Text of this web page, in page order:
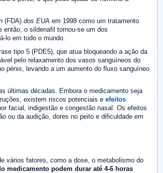
(FDA) dos EUA em 1998 como um tratamento
então, o sildenafil tornou-se um dos
lo em todo o mundo.
tipo 5 (PDE5), que atua bloqueando a ação da
pelo relaxamento dos vasos sanguíneos do
pénis, levando a um aumento do fluxo sanguíneo
últimas décadas. Embora o medicamento seja
existem riscos potenciais e efeitos
facial, indigestão e congestão nasal. Os efeitos
ou da audição, dores no peito e dificuldade em
vários fatores, como a dose, o metabolismo do
medicamento podem durar até 4-6 horas